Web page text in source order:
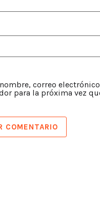
correo
para la próxima vez